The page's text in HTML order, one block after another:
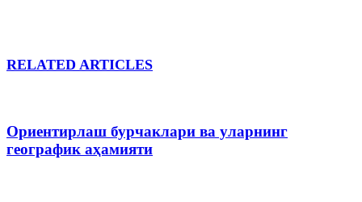
RELATED ARTICLES
Ориентирлаш бурчаклари ва уларнинг
географик аҳамияти